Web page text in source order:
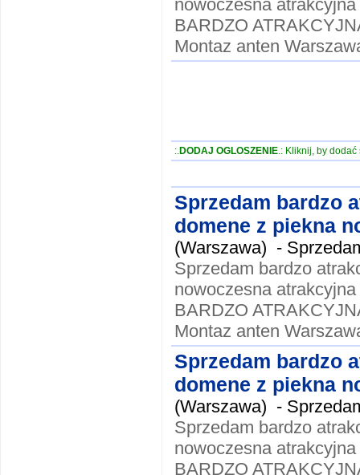
nowoczesna
BARDZO
Montaz anten
:.DODAJ OGLOSZENIE.: Kliknij, by dodać
Sprzedam bardzo
domene z piekna
(Warszawa) -
Sprzedam bardzo
nowoczesna
BARDZO
Montaz anten
Sprzedam bardzo
domene z piekna
(Warszawa) -
Sprzedam bardzo
nowoczesna
BARDZO